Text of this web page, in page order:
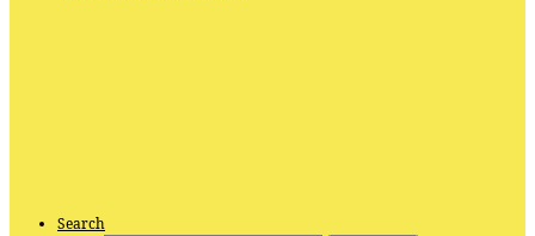
Search